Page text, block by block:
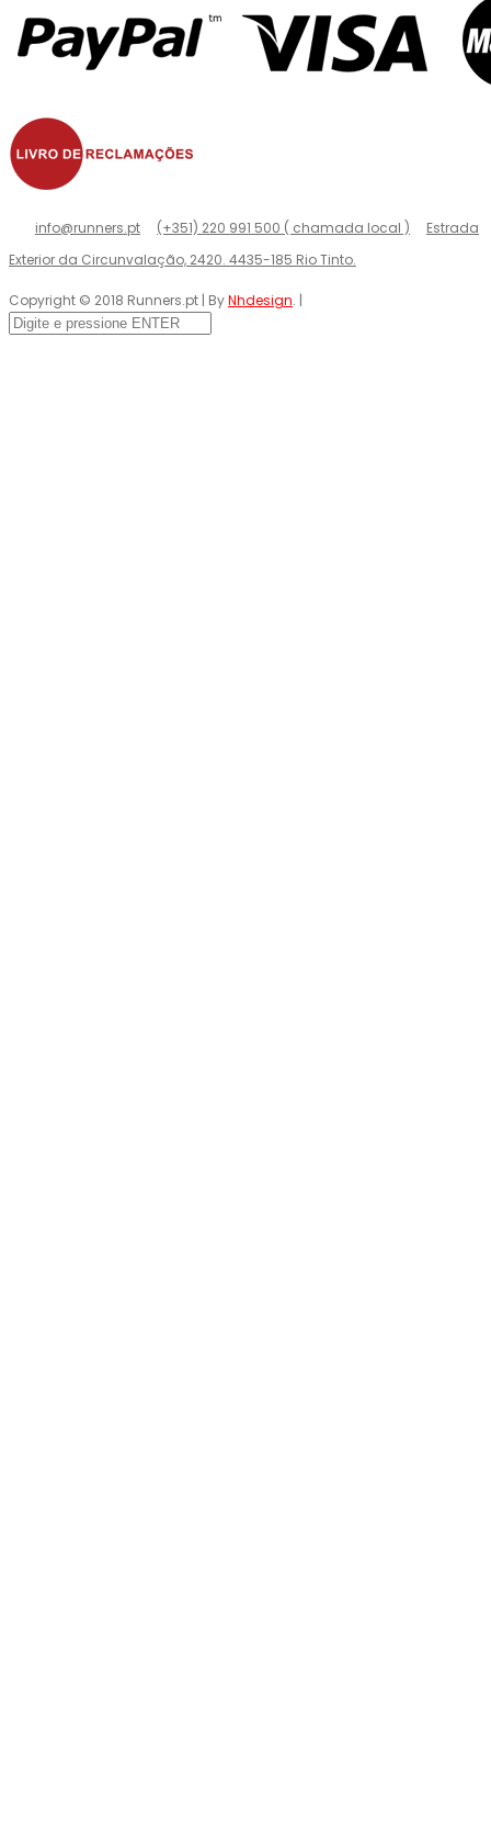
info@runners.pt (+351) 220 991 500 ( chamada local )
Estrada
Exterior da Circunvalação, 2420. 4435-185 Rio Tinto.
Copyright © 2018 Runners.pt | ByNhdesign. |